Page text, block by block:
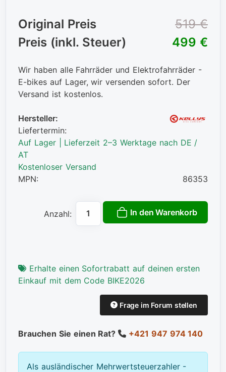
Original Preis
519 €
Preis (inkl. Steuer)
499 €
Wir haben alle Fahrräder und Elektrofahrräder -
E-bikes auf Lager, wir versenden sofort. Der
Versand ist kostenlos.
Hersteller:
Liefertermin:
Auf Lager | Lieferzeit 2–3 Werktage nach DE /
AT
Kostenloser Versand
MPN:
86353
Anzahl: In den Warenkorb
Erhalte einen Sofortrabatt auf deinen ersten
Einkauf mit dem Code BIKE2026
Frage im Forum stellen
Brauchen Sie einen Rat? +421 947 974 140
Als ausländischer Mehrwertsteuerzahler -